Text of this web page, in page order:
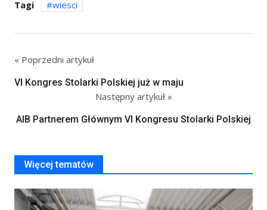
Tagi wiesci
« Poprzedni artykuł
VI Kongres Stolarki Polskiej już w maju
Następny artykuł »
AIB Partnerem Głównym VI Kongresu Stolarki Polskiej
Więcej tematów